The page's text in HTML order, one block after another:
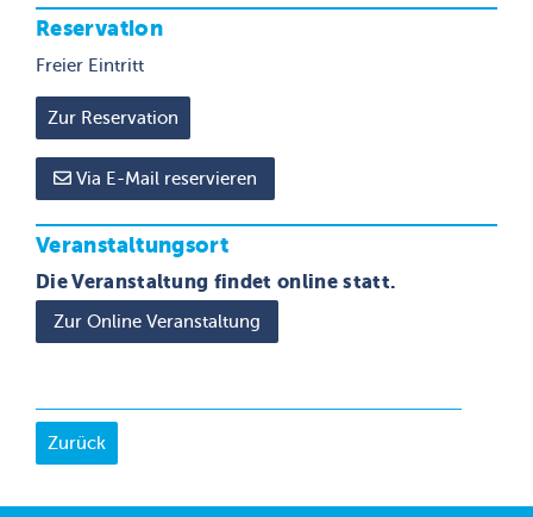
Reservation
Freier Eintritt
Via E-Mail reservieren
Veranstaltungsort
Die Veranstaltung findet online statt.
Zur Online Veranstaltung